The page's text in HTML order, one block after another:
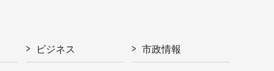
ビジネス 市政情報